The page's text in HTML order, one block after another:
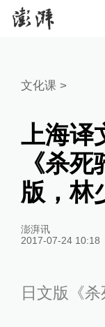
文化课>
上海译
《杀
版，林
澎湃讯
2017-07-24 10:18
日文版《杀